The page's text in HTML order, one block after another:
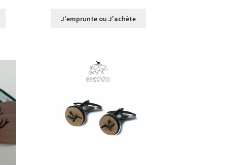
prix :
J'emprunte ou J'achète